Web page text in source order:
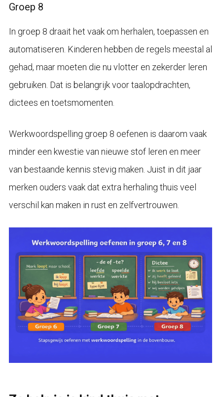
Groep 8
In groep 8 draait het vaak om herhalen, toepassen en
automatiseren. Kinderen hebben de regels meestal al
gehad, maar moeten die nu vlotter en zekerder leren
gebruiken. Dat is belangrijk voor taalopdrachten,
dictees en toetsmomenten.
Werkwoordspelling groep 8 oefenen is daarom vaak
minder een kwestie van nieuwe stof leren en meer
van bestaande kennis stevig maken. Juist in dit jaar
merken ouders vaak dat extra herhaling thuis veel
verschil kan maken in rust en zelfvertrouwen.